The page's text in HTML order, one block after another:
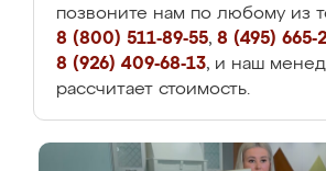
позвоните нам по любому из
8 (800) 511-89-55, 8 (495) 665-
8 (926) 409-68-13, и наш
рассчитает стоимость.